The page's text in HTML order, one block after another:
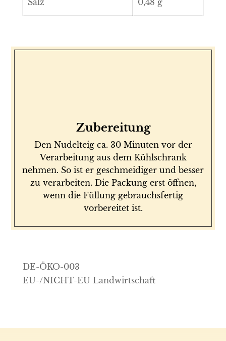
Salz 0,48 g
Zubereitung
Den Nudelteig ca. 30 Minuten vor der
Verarbeitung aus dem Kühlschrank
nehmen. So ist er geschmeidiger und besser
zu verarbeiten. Die Packung erst öffnen,
wenn die Füllung gebrauchsfertig
vorbereitet ist.
DE-ÖKO-003
EU-/NICHT-EU Landwirtschaft